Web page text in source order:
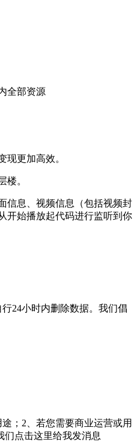
更加高效。
楼。
信息、视频信息（包括视频封
开始播放起代码进行监听到你
24小时内删除数据。我们倡
；2、若您需要商业运营或用
们点击这里给我发消息